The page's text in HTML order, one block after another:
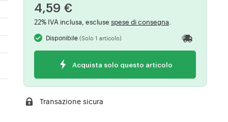
4,59 €
22% IVA inclusa, escluse spese di consegna
Disponibile(Solo 1 articolo)
Acquista solo questo articolo
Transazione sicura